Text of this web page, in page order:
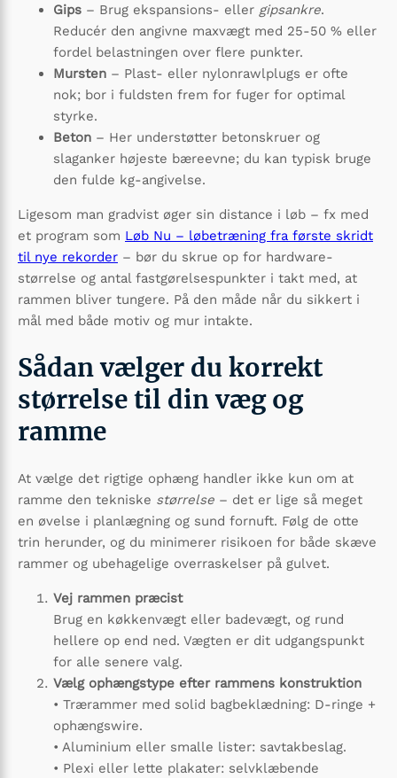
Gips – Brug ekspansions- eller gipsankre.
Reducér den angivne maxvægt med 25-50 % eller
fordel belastningen over flere punkter.
Mursten – Plast- eller nylonrawlplugs er ofte
nok; bor i fuldsten frem for fuger for optimal
styrke.
Beton – Her understøtter betonskruer og
slaganker højeste bæreevne; du kan typisk bruge
den fulde kg-angivelse.
Ligesom man gradvist øger sin distance i løb – fx med
et program som Løb Nu – løbetræning fra første skridt
til nye rekorder – bør du skrue op for hardware-
størrelse og antal fastgørelsespunkter i takt med, at
rammen bliver tungere. På den måde når du sikkert i
mål med både motiv og mur intakte.
Sådan vælger du korrekt
størrelse til din væg og
ramme
At vælge det rigtige ophæng handler ikke kun om at
ramme den tekniske størrelse – det er lige så meget
en øvelse i planlægning og sund fornuft. Følg de otte
trin herunder, og du minimerer risikoen for både skæve
rammer og ubehagelige overras­kelser på gulvet.
Vej rammen præcist
Brug en køkkenvægt eller badevægt, og rund
hellere op end ned. Vægten er dit udgangspunkt
for alle senere valg.
Vælg ophængstype efter rammens konstruktion
• Trærammer med solid bagbeklædning: D-ringe +
ophængswire.
• Aluminium eller smalle lister: savtakbeslag.
• Plexi eller lette plakater: selvklæbende